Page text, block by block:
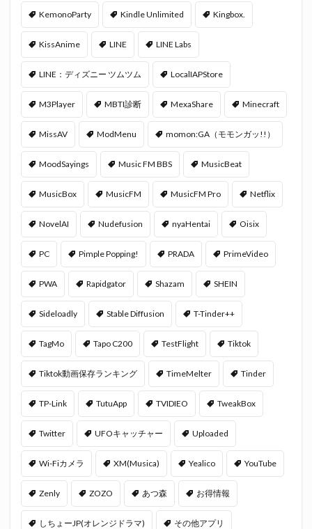
KemonoParty Kindle Unlimited Kingbox.
KissAnime LINE LINE Labs
LINE：ディズニー ツムツム LocalIAPStore
M3Player MBTI診断 MexaShare Minecraft
MissAV ModMenu momon:GA（モモンガッ!!）
MoodSayings Music FM BBS MusicBeat
MusicBox MusicFM MusicFM Pro Netflix
NovelAI Nudefusion nyaHentai Oisix
PC Pimple Popping! PRADA PrimeVideo
PWA Rapidgator Shazam SHEIN
Sideloadly Stable Diffusion T-Tinder++
TagMo Tapo C200 TestFlight Tiktok
Tiktok動画保存ランキング TimeMelter Tinder
TP-Link TutuApp TVIDIEO TweakBox
Twitter UFOキャッチャー Uploaded
Wi-Fiカメラ XM(Musica) Yealico YouTube
Zenly ZOZO あつ森 お得情報
しちょーJP(オレンジドラマ) その他アプリ